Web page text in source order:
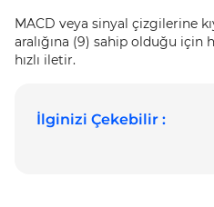
MACD veya sinyal çizgilerine
aralığına (9) sahip olduğu için
hızlı iletir.
İlginizi Çekebilir :